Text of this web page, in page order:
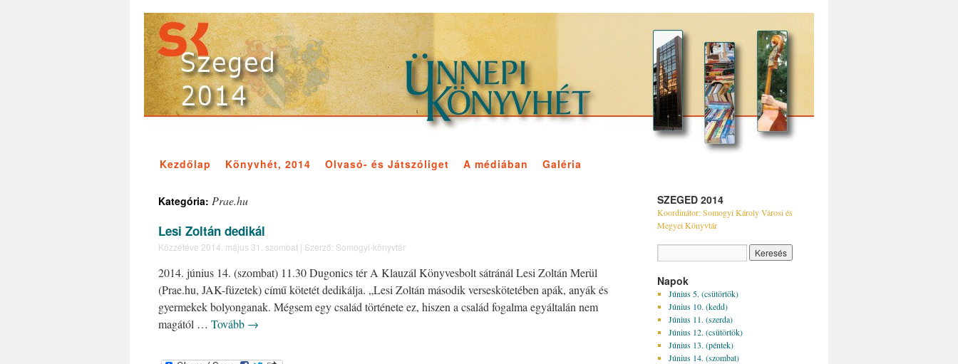
Kezdőlap Könyvhét, 2014 Olvasó- és Játszóliget A médiában Galéria
Kategória: Prae.hu
Lesi Zoltán dedikál
Közzétéve 2014. május 31. szombat | Szerző: Somogyi-könyvtár
2014. június 14. (szombat) 11.30 Dugonics tér A Klauzál Könyvesbolt sátránál Lesi Zoltán Merül
(Prae.hu, JAK-füzetek) című kötetét dedikálja. „Lesi Zoltán második verseskötetében apák, anyák és
gyermekek bolyonganak. Mégsem egy család története ez, hiszen a család fogalma egyáltalán nem
magától … Tovább →
SZEGED 2014
Koordinátor: Somogyi Károly Városi és
Megyei Könyvtár
Napok
Június 5. (csütörtök)
Június 10. (kedd)
Június 11. (szerda)
Június 12. (csütörtök)
Június 13. (péntek)
Június 14. (szombat)